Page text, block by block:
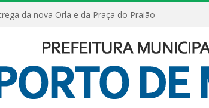
da nova Orla e da Praça do Praião